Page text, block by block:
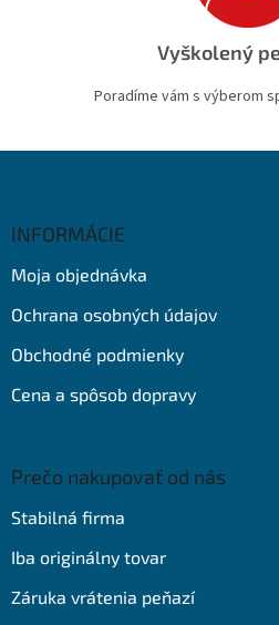
Vyškolený
Poradíme vám s výberom
INFORMÁCIE
Moja objednávka
Ochrana osobných údajov
Obchodné podmienky
Cena a spôsob dopravy
Prečo nakupovať od nás
Stabilná firma
Iba originálny tovar
Záruka vrátenia peňazí